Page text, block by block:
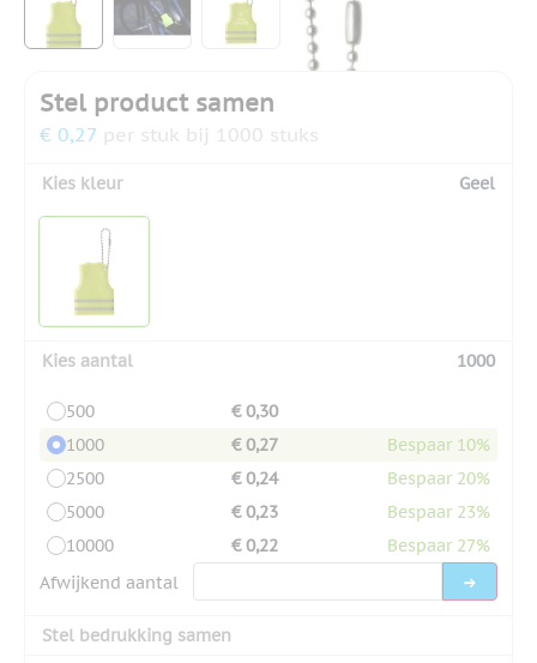
Stel product samen
€ 0,27 per stuk bij 1000 stuks
Kies kleur Geel
Kies aantal 1000
500
€ 0,30
1000
€ 0,27
Bespaar 10%
2500
€ 0,24
Bespaar 20%
5000
€ 0,23
Bespaar 23%
10000
€ 0,22
Bespaar 27%
Afwijkend aantal
Stel bedrukking samen